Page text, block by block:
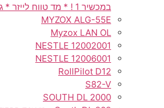
במכשיר 1 ! * מד טווח לייזר * גלגל מדידה * מאזנת לייזר
MYZOX ALG-55E
Myzox LAN OL
NESTLE 12002001
NESTLE 12006001
RollPilot D12
S82-V
SOUTH DL 2000